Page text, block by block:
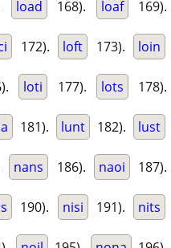
load 168). loaf 169).
172). loft 173). loin
loti 177). lots 178).
181). lunt 182). lust
nans 186). naoi 187).
190). nisi 191). nits